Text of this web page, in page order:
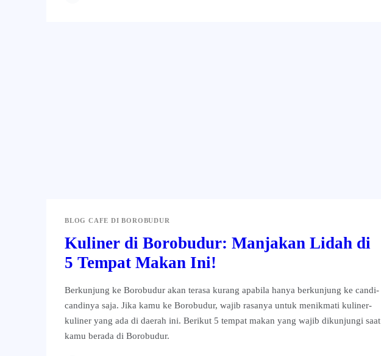
BLOG CAFE DI BOROBUDUR
Kuliner di Borobudur: Manjakan Lidah di
5 Tempat Makan Ini!
Berkunjung ke Borobudur akan terasa kurang apabila hanya berkunjung ke candi-
candinya saja. Jika kamu ke Borobudur, wajib rasanya untuk menikmati kuliner-
kuliner yang ada di daerah ini. Berikut 5 tempat makan yang wajib dikunjungi saat
kamu berada di Borobudur.